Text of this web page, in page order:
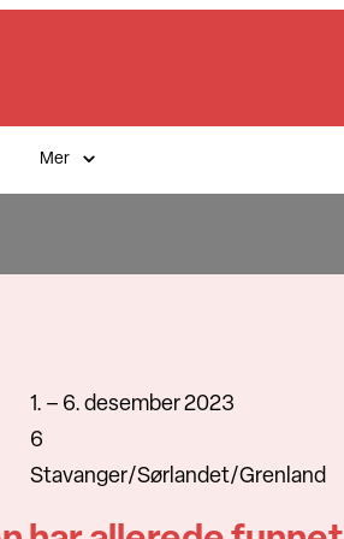
Mer
1. – 6. desember 2023
6
Stavanger/Sørlandet/Grenland